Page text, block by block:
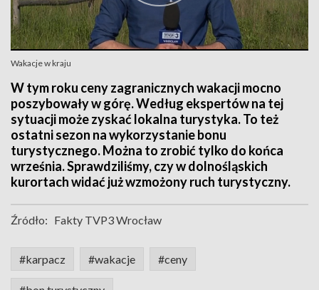
Wakacje w kraju
W tym roku ceny zagranicznych wakacji mocno
poszybowały w górę. Według ekspertów na tej
sytuacji może zyskać lokalna turystyka. To też
ostatni sezon na wykorzystanie bonu
turystycznego. Można to zrobić tylko do końca
września. Sprawdziliśmy, czy w dolnośląskich
kurortach widać już wzmożony ruch turystyczny.
Źródło: Fakty TVP3 Wrocław
#karpacz #wakacje #ceny